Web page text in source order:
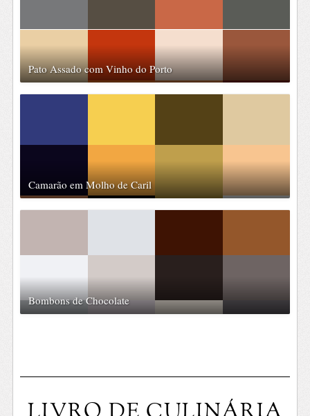
Pato Assado com Vinho do Porto
Camarão em Molho de Caril
Bombons de Chocolate